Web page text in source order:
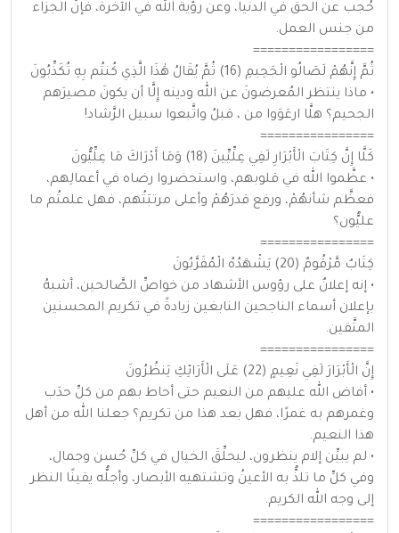
حُجب عن الحقِّ في الدنيا، وعن رؤية الله في الآخرة، فإنَّ الجزاء
من جنس العمل.
=================
ثُمَّ إِنَّهُمْ لَصَالُو الْجَحِيمِ (16) ثُمَّ يُقَالُ هَٰذَا الَّذِي كُنتُم بِهِ تُكَذِّبُونَ
• ماذا ينتظر المُعرضونَ عن الله ودينه إِلَّا أن يكونَ مصيرَهم
الجحيم؟ هلَّا ارعَوَوا من ، قبلُ واتَّبعوا سبيل الرَّشاد!
================
كَلَّا إِنَّ كِتَابَ الْأَبْرَارِ لَفِي عِلِّيِّينَ (18) وَمَا أَدْرَاكَ مَا عِلِّيُّونَ
• عظَّموا الله في قلوبهم، واستحضروا رضاه في أعمالِهم،
فعظَّم شأنهُمْ، ورفع قدرَهُمْ وأعلى مرتبَتُهم، فهل علمتُم ما
عليُّون؟
================
كِتَابٌ مَّرْقُومٌ (20) يَشْهَدُهُ الْمُقَرَّبُونَ
• إنه إعلانٌ على رؤوس الأشهاد من خواصِّ الصَّالحين، أشبهُ
بإعلان أسماء الناجحين النابغين زيادةً في تكريم المحسنين
المتَّقين.
================
إِنَّ الْأَبْرَارَ لَفِي نَعِيمٍ (22) عَلَى الْأَرَائِكِ يَنظُرُونَ
• أفاض الله عليهم من النعيم حتى أحاط بهم من كلِّ حدَب
وغمرهم به غمرًا، فهل بعد هذا من تكريم؟ جعلنا الله من أهل
هذا النعيم.
• لم يبيِّن إلام ينظرون، ليحلِّقَ الخيال في كلِّ حُسن وجمال،
وفي كلِّ ما تلذُّ به الأعينُ وتشتهيه الأبصار، وأجلُّه يقينًا النظر
إلى وجه الله الكريم.
=================